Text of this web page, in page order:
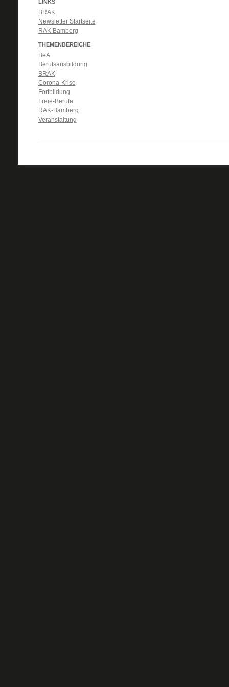
LINKS
BRAK
Newsletter Startseite
RAK Bamberg
THEMENBEREICHE
BeA
Berufsausbildung
BRAK
Corona-Krise
Fortbildung
Freie-Berufe
RAK-Bamberg
Veranstaltung